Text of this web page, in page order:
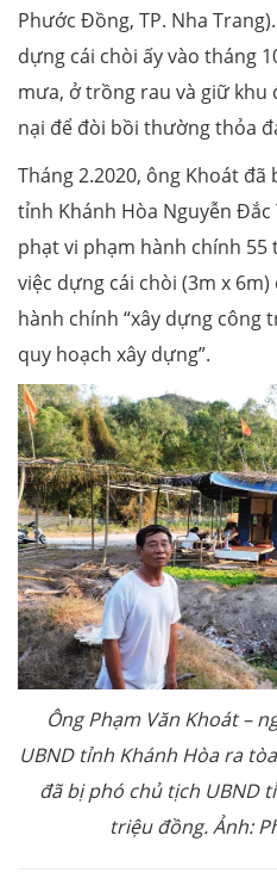
Phước Đồng, TP. Nha
dựng cái chòi ấy vào tháng
mưa, ở trồng rau và giữ khu
nại để đòi bồi thường thỏa
Tháng 2.2020, ông Khoát
tỉnh Khánh Hòa Nguyễn
phạt vi phạm hành chính
việc dựng cái chòi (3m x
hành chính “xây dựng công
quy hoạch xây dựng”.
Ông Phạm Văn Khoát –
UBND tỉnh Khánh Hòa ra
đã bị phó chủ tịch UBND
triệu đồng. Ảnh: